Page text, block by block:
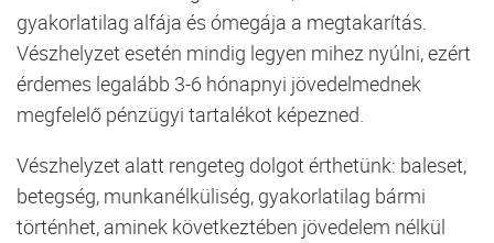
gyakorlatilag alfája és ómegája a megtakarítás.
Vészhelyzet esetén mindig legyen mihez nyúlni, ezért
érdemes legalább 3-6 hónapnyi jövedelmednek
megfelelő pénzügyi tartalékot képezned.
Vészhelyzet alatt rengeteg dolgot érthetünk: baleset,
betegség, munkanélküliség, gyakorlatilag bármi
történhet, aminek következtében jövedelem nélkül